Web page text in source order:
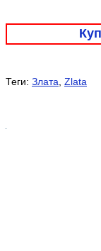
Теги: Злата, Zlata